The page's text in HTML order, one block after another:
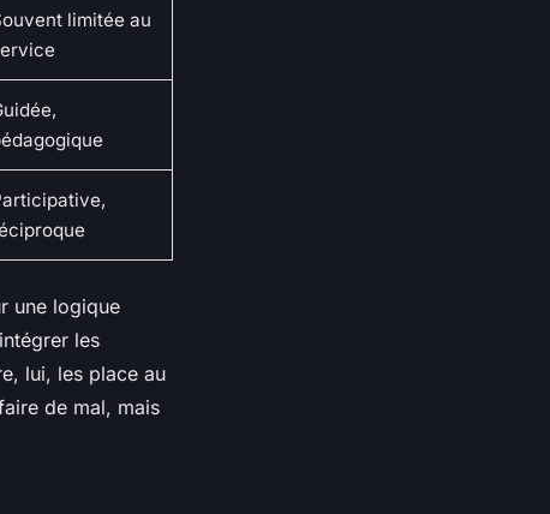
limitée au
une logique
les
lui, les place au
de mal, mais